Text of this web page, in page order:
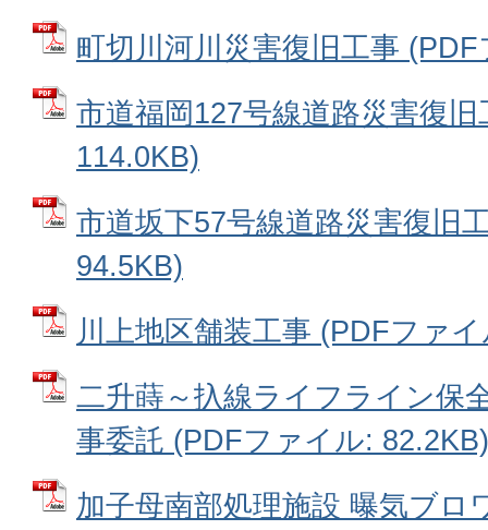
町切川河川災害復旧工事
市道福岡127号線道路災害復
114.0KB)
市道坂下57号線道路災害復旧
94.5KB)
川上地区舗装工事 (PDFファ
二升蒔～扖線ライフライン保
事委託 (PDFファイル: 82.2KB)
加子母南部処理施設 曝気ブロ